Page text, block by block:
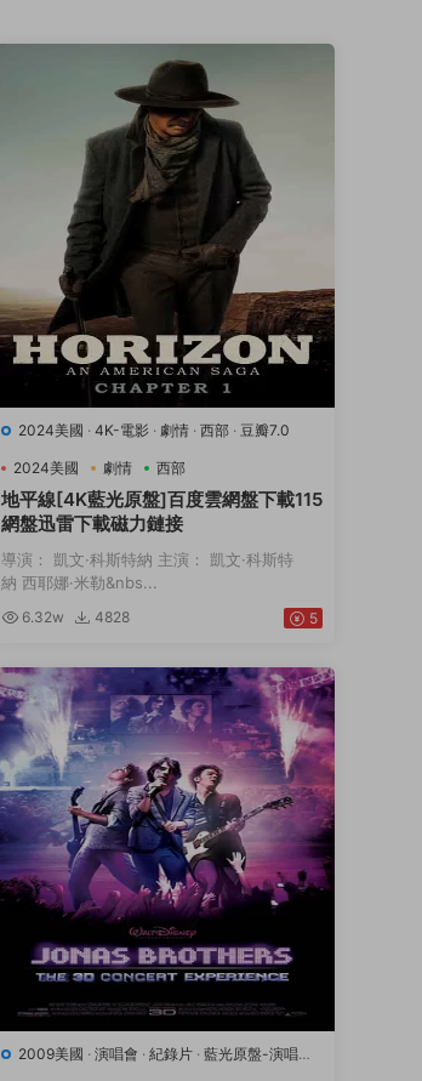
2024美國 · 4K-電影 · 劇情 · 西部 · 豆瓣7.0
2024美國 劇情 西部
地平線[4K藍光原盤]百度雲網盤下載115
網盤迅雷下載磁力鏈接
導演： 凱文·科斯特納 主演： 凱文·科斯特
納 西耶娜·米勒&nbs...
6.32w 4828 5
2009美國 · 演唱會 · 紀錄片 · 藍光原盤-演唱會